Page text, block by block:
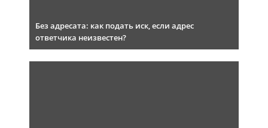
Без адресата: как подать иск, если адрес
ответчика неизвестен?